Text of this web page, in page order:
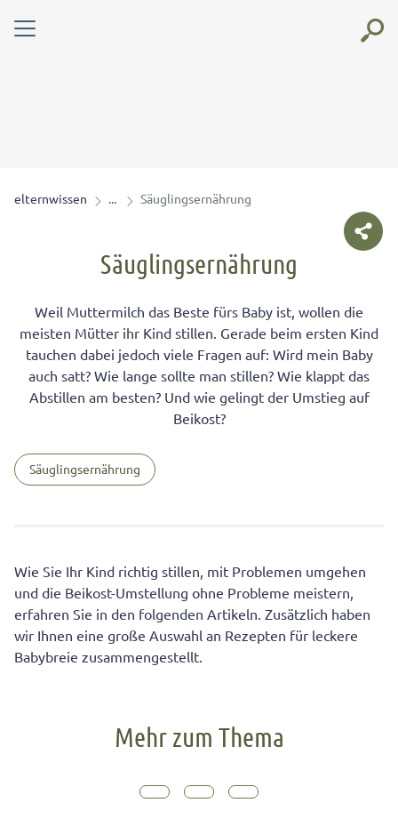
elternwissen Säuglingsernährung
Säuglingsernährung
Weil Muttermilch das Beste fürs Baby ist, wollen die
meisten Mütter ihr Kind stillen. Gerade beim ersten Kind
tauchen dabei jedoch viele Fragen auf: Wird mein Baby
auch satt? Wie lange sollte man stillen? Wie klappt das
Abstillen am besten? Und wie gelingt der Umstieg auf
Beikost?
Säuglingsernährung
Wie Sie Ihr Kind richtig stillen, mit Problemen umgehen
und die Beikost-Umstellung ohne Probleme meistern,
erfahren Sie in den folgenden Artikeln. Zusätzlich haben
wir Ihnen eine große Auswahl an Rezepten für leckere
Babybreie zusammengestellt.
Mehr zum Thema